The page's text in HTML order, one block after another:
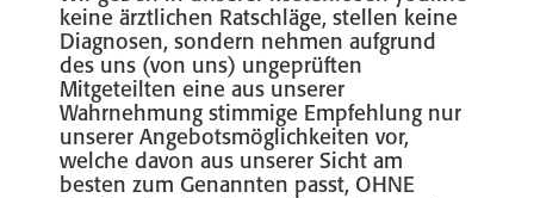
keine ärztlichen Ratschläge, stellen keine
Diagnosen, sondern nehmen aufgrund
des uns (von uns) ungeprüften
Mitgeteilten eine aus unserer
Wahrnehmung stimmige Empfehlung nur
unserer Angebotsmöglichkeiten vor,
welche davon aus unserer Sicht am
besten zum Genannten passt, OHNE